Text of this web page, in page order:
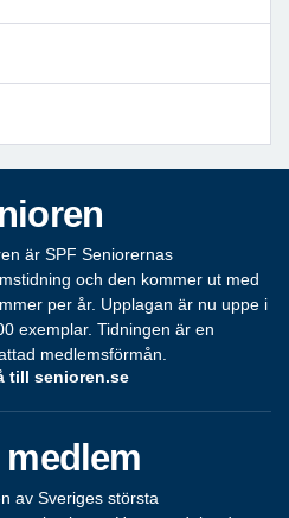
är SPF Seniorernas
och den kommer ut med
per år. Upplagan är nu uppe i
exemplar. Tidningen är en
medlemsförmån.
till senioren.se
av Sveriges största